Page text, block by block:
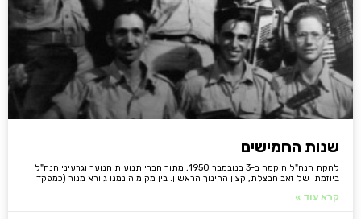
שנות החמישים
להקת הנח"ל הוקמה ב-3 בנובמבר 1950, מתוך חברי תנועות הנוער וגרעיני הנח"ל
ביוזמתו של זאב חבצלת, קצין החינוך הראשון. בין מקימיה נמנו גיורא מנור (כמפקד
קרא עוד »